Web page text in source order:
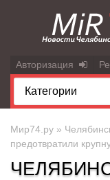
Авторизация
Мир74.ру »
предотвратили